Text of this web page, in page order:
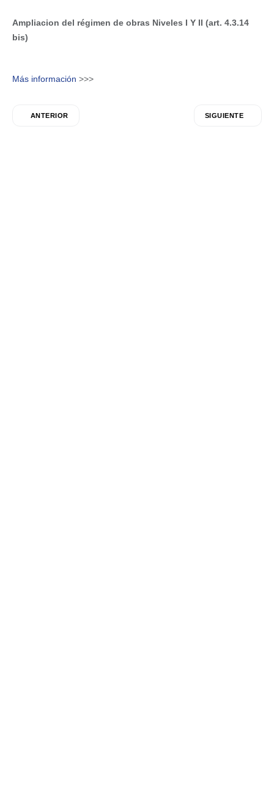
Ampliacion del régimen de obras Niveles I Y II (art. 4.3.14
bis)
Más información >>>
ANTERIOR SIGUIENTE